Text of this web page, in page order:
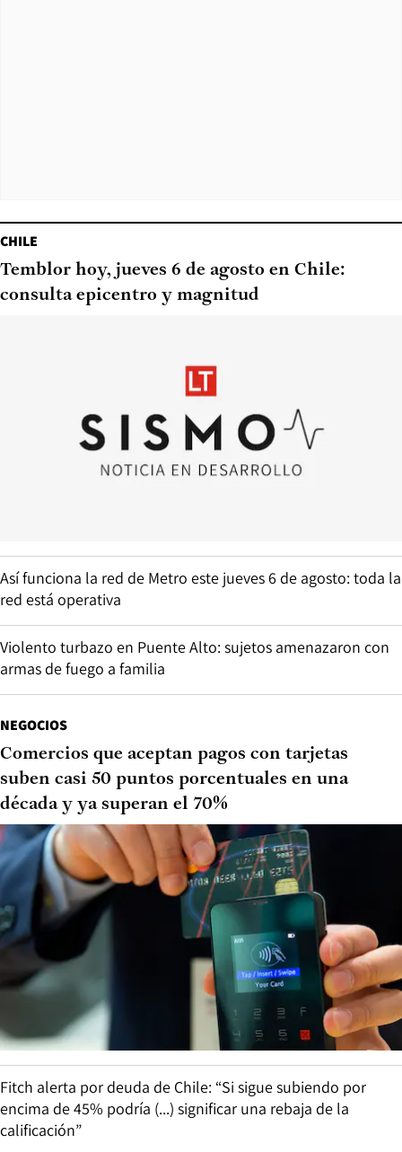
CHILE
Temblor hoy, jueves 6 de agosto en Chile:
consulta epicentro y magnitud
Así funciona la red de Metro este jueves 6 de agosto: toda la
red está operativa
Violento turbazo en Puente Alto: sujetos amenazaron con
armas de fuego a familia
NEGOCIOS
Comercios que aceptan pagos con tarjetas
suben casi 50 puntos porcentuales en una
década y ya superan el 70%
Fitch alerta por deuda de Chile: “Si sigue subiendo por
encima de 45% podría (...) significar una rebaja de la
calificación”